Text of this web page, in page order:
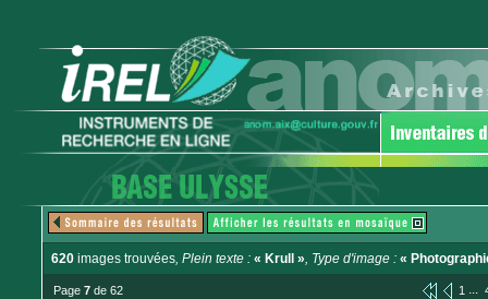
620 images trouvées, Plein texte : « Krull », Type d'image : «
Page 7 de 62 1 ...